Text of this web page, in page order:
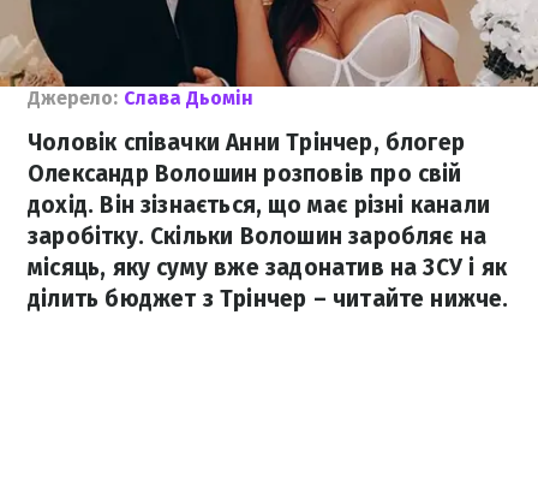
Джерело: Слава Дьомін
Чоловік співачки Анни Трінчер, блогер
Олександр Волошин розповів про свій
дохід. Він зізнається, що має різні канали
заробітку. Скільки Волошин заробляє на
місяць, яку суму вже задонатив на ЗСУ і як
ділить бюджет з Трінчер – читайте нижче.